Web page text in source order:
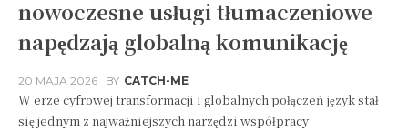
nowoczesne usługi tłumaczeniowe
napędzają globalną komunikację
20 MAJA 2026 BY CATCH-ME
W erze cyfrowej transformacji i globalnych połączeń język stał
się jednym z najważniejszych narzędzi współpracy